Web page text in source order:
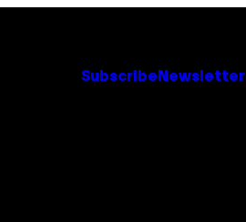
Subscribe Newsletter